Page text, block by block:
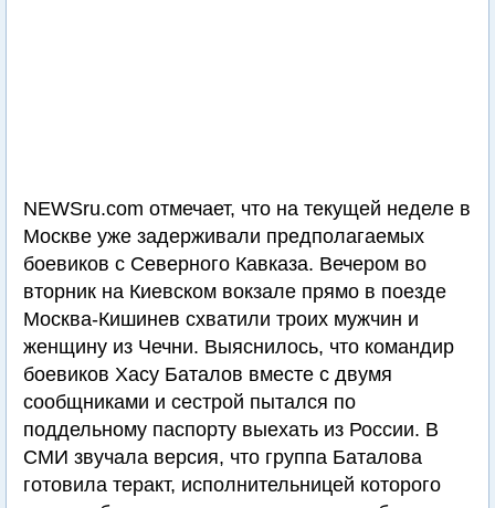
NEWSru.com отмечает, что на текущей неделе в
Москве уже задерживали предполагаемых
боевиков с Северного Кавказа. Вечером во
вторник на Киевском вокзале прямо в поезде
Москва-Кишинев схватили троих мужчин и
женщину из Чечни. Выяснилось, что командир
боевиков Хасу Баталов вместе с двумя
сообщниками и сестрой пытался по
поддельному паспорту выехать из России. В
СМИ звучала версия, что группа Баталова
готовила теракт, исполнительницей которого